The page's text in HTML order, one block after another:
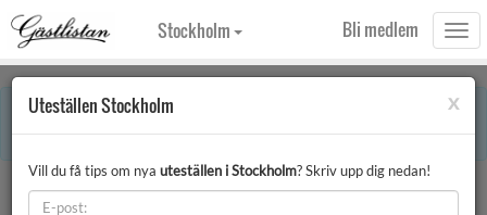
Bli medlem
Stockholm
×
Error:
Denna månaden innehåller röda dagar. Vissa uppgifter på sidan kan
därför vara avvikande.
Filter
Uteställen Stockholm
x
Uteställen Stockholm
Vill du få tips om nya uteställen i Stockholm? Skriv upp dig nedan!